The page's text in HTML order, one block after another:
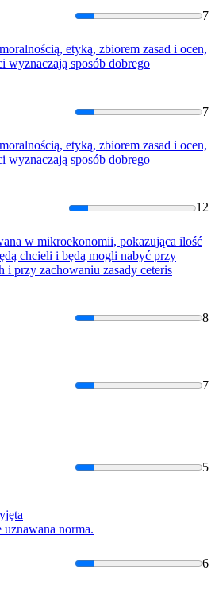
7
etyką, zbiorem zasad i ocen,
wyznaczają sposób dobrego
7
etyką, zbiorem zasad i ocen,
wyznaczają sposób dobrego
12
w mikroekonomii, pokazująca ilość
chcieli i będą mogli nabyć przy
i przy zachowaniu zasady ceteris
8
7
5
norma.
6